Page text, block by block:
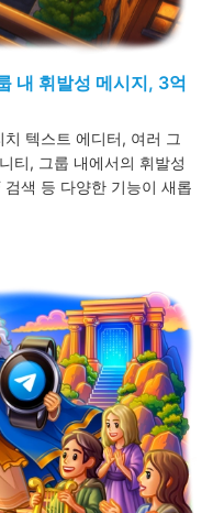
내 휘발성 메시지, 3억
텍스트 에디터, 여러 그
티, 그룹 내에서의 휘발성
색 등 다양한 기능이 새롭